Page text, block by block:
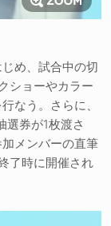
め、試合中の切
ショーやカラー
なう。さらに、
選券が1枚渡さ
メンバーの直筆
了時に開催され